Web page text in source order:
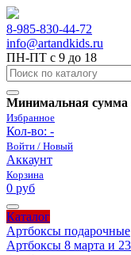
8-985-830-44-72
info@artandkids.ru
ПН-ПТ с 9 до 18
Минимальная сумма
Избранное
Кол-во: -
Войти / Новый
Аккаунт
Корзина
0 руб
Каталог
Артбоксы подарочные
Артбоксы 8 марта и